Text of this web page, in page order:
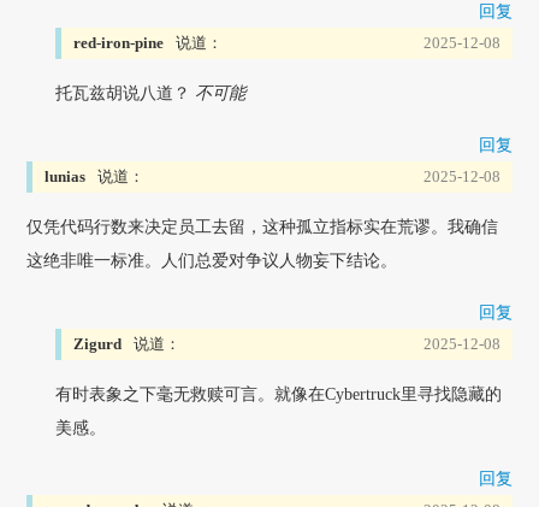
回复
red-iron-pine 说道： 2025-12-08
托瓦兹胡说八道？ 不可能
回复
lunias 说道： 2025-12-08
仅凭代码行数来决定员工去留，这种孤立指标实在荒谬。我确信
这绝非唯一标准。人们总爱对争议人物妄下结论。
回复
Zigurd 说道： 2025-12-08
有时表象之下毫无救赎可言。就像在Cybertruck里寻找隐藏的
美感。
回复